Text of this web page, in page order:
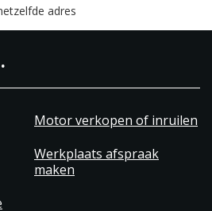
adres
Motor verkopen of inruilen
Werkplaats afspraak
maken